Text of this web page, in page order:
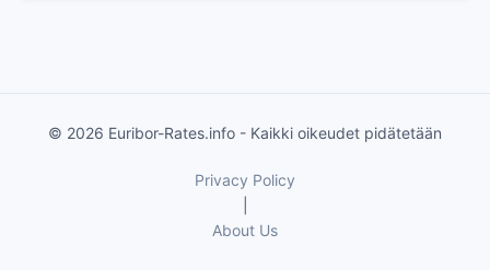
© 2026 Euribor-Rates.info - Kaikki oikeudet pidätetään
Privacy Policy
About Us